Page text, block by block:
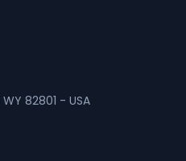
WY 82801 - USA